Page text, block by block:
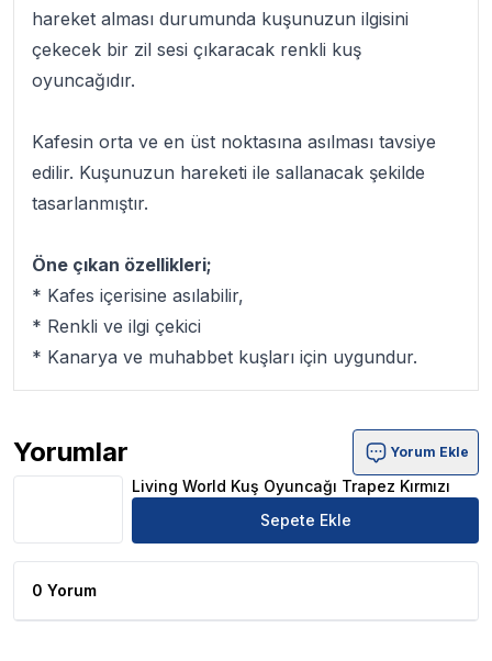
hareket alması durumunda kuşunuzun ilgisini
çekecek bir zil sesi çıkaracak renkli kuş
oyuncağıdır.
Kafesin orta ve en üst noktasına asılması tavsiye
edilir. Kuşunuzun hareketi ile sallanacak şekilde
tasarlanmıştır.
Öne çıkan özellikleri;
* Kafes içerisine asılabilir,
* Renkli ve ilgi çekici
* Kanarya ve muhabbet kuşları için uygundur.
Yorumlar
Living World Kuş Oyuncağı Trapez Kırmızı Ürün
Yorum Ekle
Living World Kuş Oyuncağı Trapez Kırmızı
Sepete Ekle
0 Yorum